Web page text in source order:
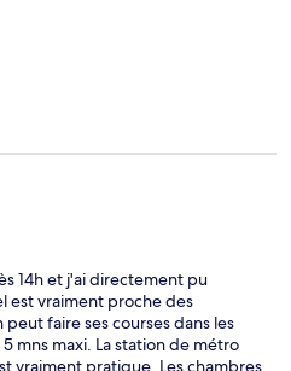
14h et j'ai directement pu
est vraiment proche des
faire ses courses dans les
mns maxi. La station de métro
vraiment pratique. Les chambres